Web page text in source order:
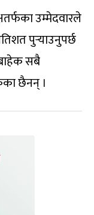
उम्मेदवारले
पुर्‍याउनुपर्छ
सबै
छैनन् ।